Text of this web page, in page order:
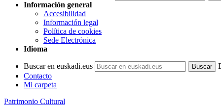
Información general
Accesibilidad
Información legal
Política de cookies
Sede Electrónica
Idioma
Buscar en euskadi.eus
Contacto
Mi carpeta
Patrimonio Cultural